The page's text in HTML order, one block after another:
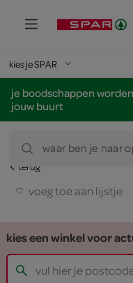
kies je SPAR
je boodschappen
jouw buurt
waar ben je naar
terug
voeg toe aan lijstje
kies een winkel voor